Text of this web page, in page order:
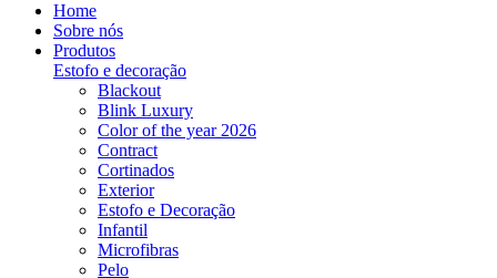
Home
Sobre nós
Produtos
Estofo e decoração
Blackout
Blink Luxury
Color of the year 2026
Contract
Cortinados
Exterior
Estofo e Decoração
Infantil
Microfibras
Pelo